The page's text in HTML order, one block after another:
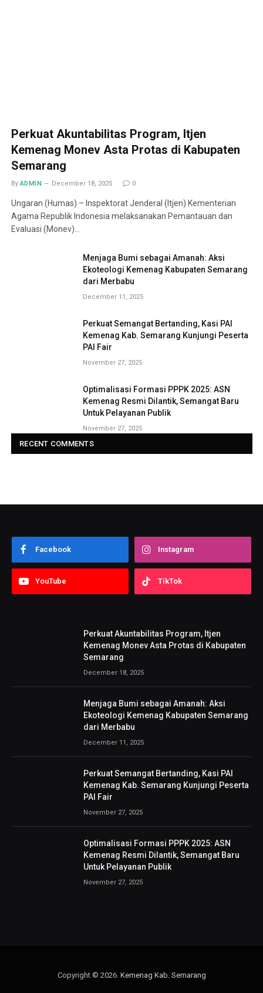
Perkuat Akuntabilitas Program, Itjen
Kemenag Monev Asta Protas di Kabupaten
Semarang
By ADMIN December 18, 2025 0
Ungaran (Humas) – Inspektorat Jenderal (Itjen) Kementerian
Agama Republik Indonesia melaksanakan Pemantauan dan
Evaluasi (Monev)…
Menjaga Bumi sebagai Amanah: Aksi
Ekoteologi Kemenag Kabupaten Semarang
dari Merbabu
December 11, 2025
Perkuat Semangat Bertanding, Kasi PAI
Kemenag Kab. Semarang Kunjungi Peserta
PAI Fair
November 27, 2025
Optimalisasi Formasi PPPK 2025: ASN
Kemenag Resmi Dilantik, Semangat Baru
Untuk Pelayanan Publik
November 27, 2025
RECENT COMMENTS
Facebook Instagram
YouTube TikTok
Perkuat Akuntabilitas Program, Itjen
Kemenag Monev Asta Protas di Kabupaten
Semarang
December 18, 2025
Menjaga Bumi sebagai Amanah: Aksi
Ekoteologi Kemenag Kabupaten Semarang
dari Merbabu
December 11, 2025
Perkuat Semangat Bertanding, Kasi PAI
Kemenag Kab. Semarang Kunjungi Peserta
PAI Fair
November 27, 2025
Optimalisasi Formasi PPPK 2025: ASN
Kemenag Resmi Dilantik, Semangat Baru
Untuk Pelayanan Publik
November 27, 2025
Copyright © 2026. Kemenag Kab. Semarang